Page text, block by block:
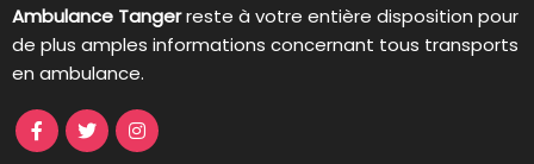
Ambulance Tangerreste à votre entière disposition pour
de plus amples informations concernant tous transports
en ambulance.